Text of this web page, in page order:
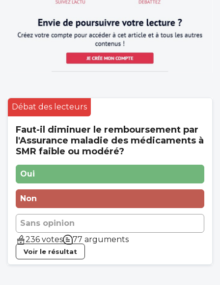
Débat des lecteurs
Faut-il diminuer le remboursement par
l'Assurance maladie des médicaments à
SMR faible ou modéré?
Oui
Non
Sans opinion
236 votes
77 arguments
Voir le résultat